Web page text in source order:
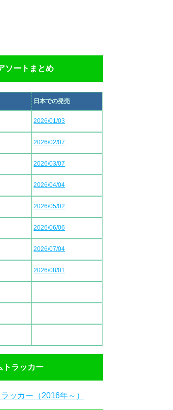
ソートまとめ
日本での発売
2026/01/03
2026/02/07
2026/03/07
2026/04/04
2026/05/02
2026/06/06
2026/07/04
2026/08/01
トラッカー
ッカー（2016年～）